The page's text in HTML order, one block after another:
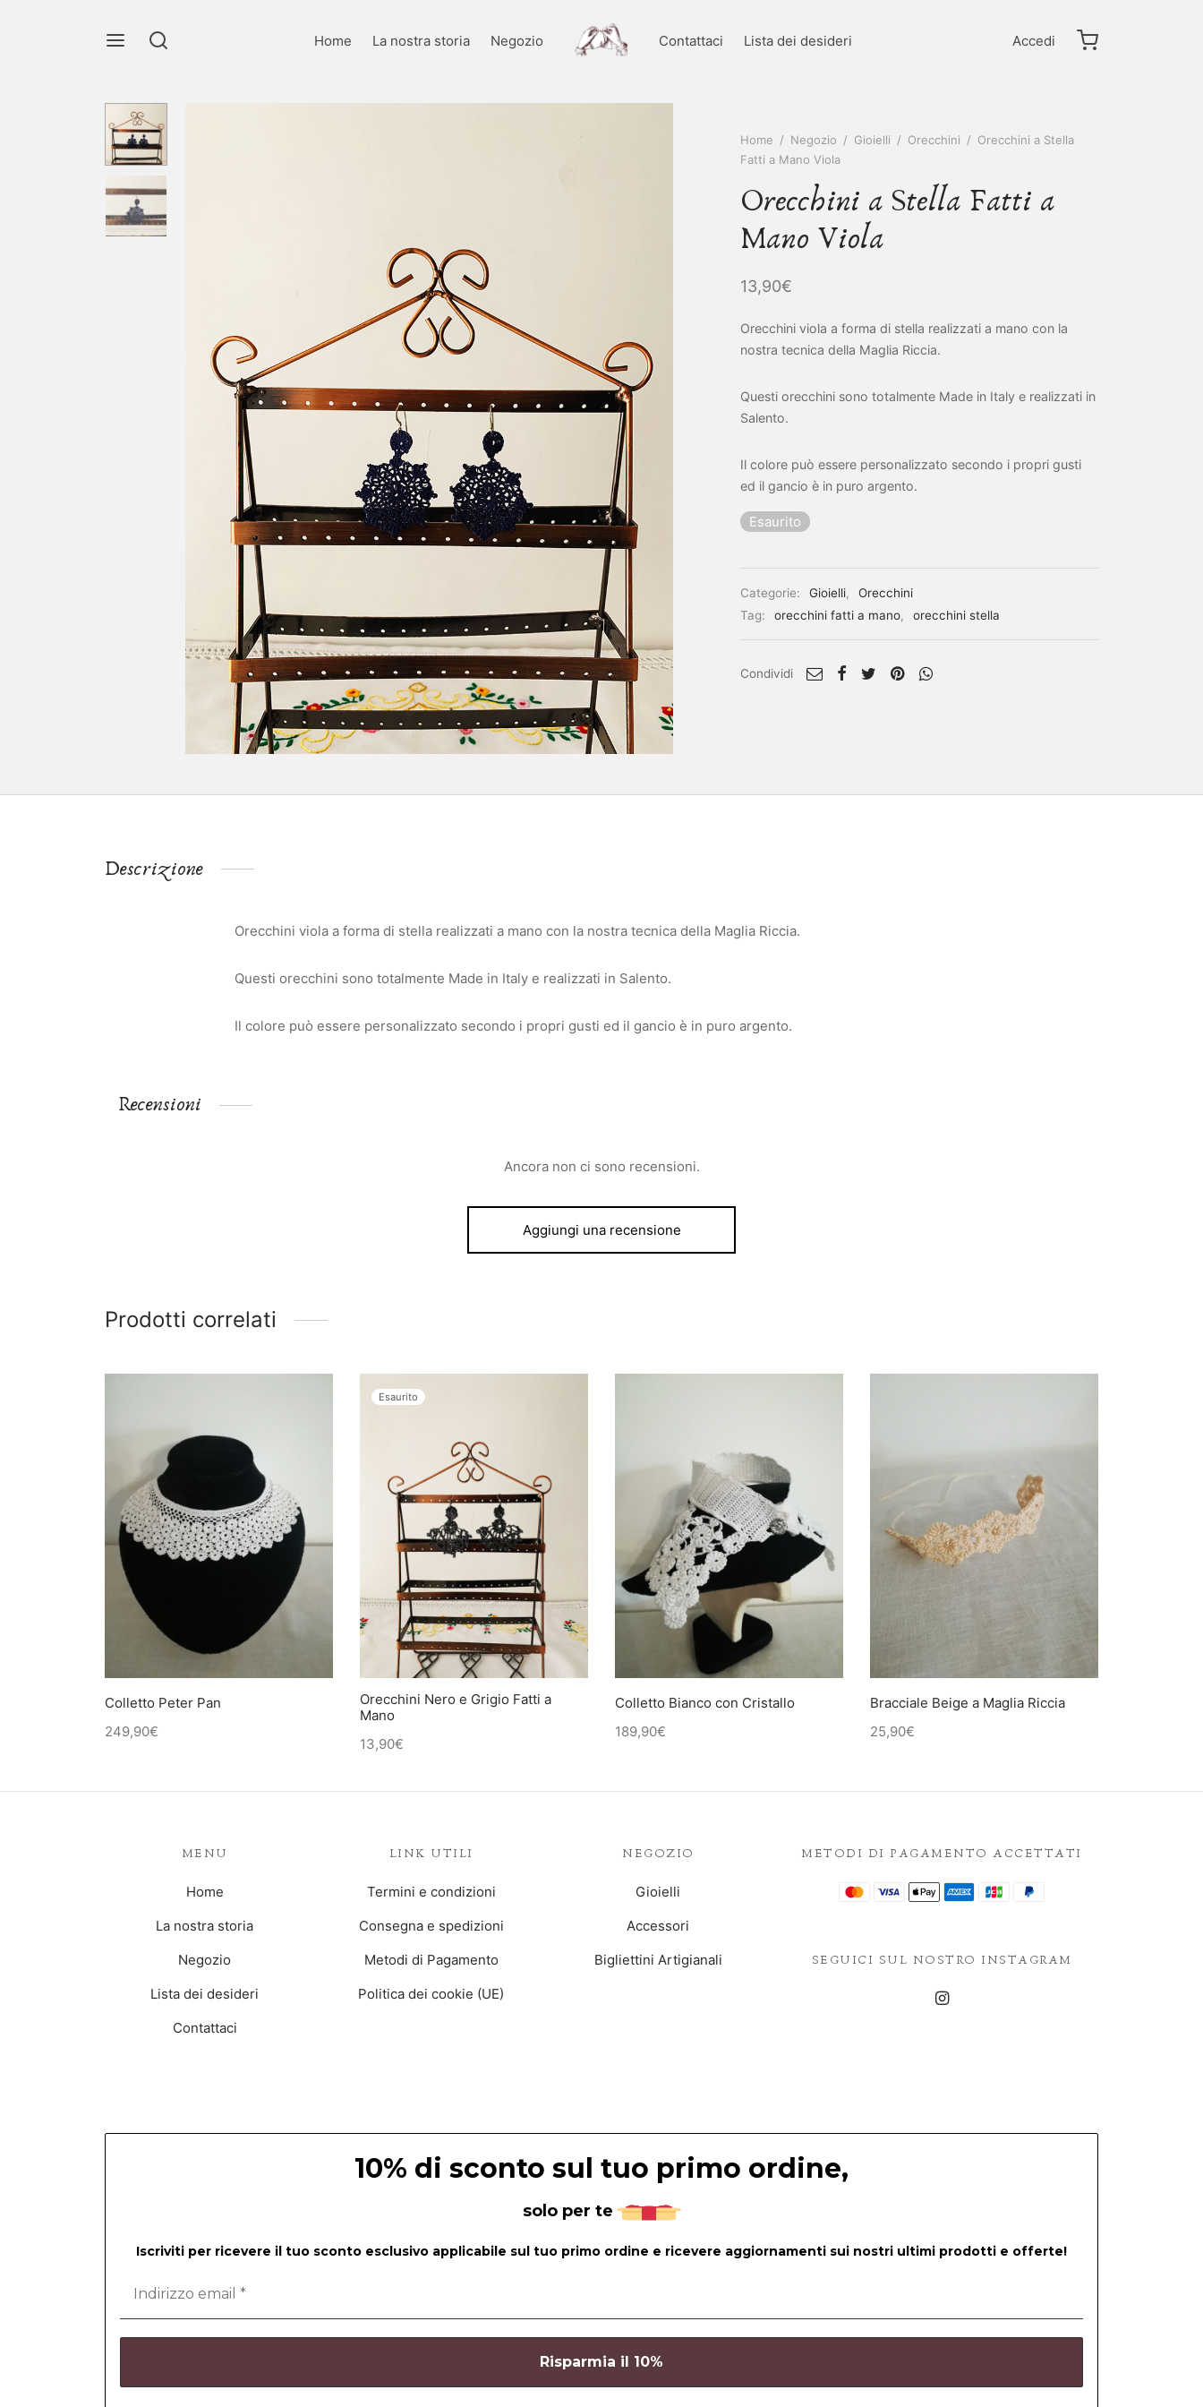
Home La nostra storia Negozio Contattaci Lista dei desideri Accedi
Home / Negozio / Gioielli / Orecchini / Orecchini a Stella
Fatti a Mano Viola
Orecchini a Stella Fatti a
Mano Viola
13,90€
Orecchini viola a forma di stella realizzati a mano con la
nostra tecnica della Maglia Riccia.
Questi orecchini sono totalmente Made in Italy e realizzati in
Salento.
Il colore può essere personalizzato secondo i propri gusti
ed il gancio è in puro argento.
Esaurito
Categorie: Gioielli,
Orecchini
Tag:
orecchini fatti a mano, orecchini stella
Condividi
Descrizione
Orecchini viola a forma di stella realizzati a mano con la nostra tecnica della Maglia Riccia.
Questi orecchini sono totalmente Made in Italy e realizzati in Salento.
Il colore può essere personalizzato secondo i propri gusti ed il gancio è in puro argento.
Recensioni
Ancora non ci sono recensioni.
Aggiungi una recensione
Prodotti correlati
Colletto Peter Pan
249,90€
Esaurito
Orecchini Nero e Grigio Fatti a
Mano
13,90€
Colletto Bianco con Cristallo
189,90€
Bracciale Beige a Maglia Riccia
25,90€
METODI DI PAGAMENTO ACCETTATI
SEGUICI SUL NOSTRO INSTAGRAM
LINK UTILI
Termini e condizioni
Consegna e spedizioni
Metodi di Pagamento
Politica dei cookie (UE)
NEGOZIO
Gioielli
Accessori
Bigliettini Artigianali
MENU
Home
La nostra storia
Negozio
Lista dei desideri
Contattaci
10% di sconto sul tuo primo ordine,
solo per te
Iscriviti per ricevere il tuo sconto esclusivo applicabile sul tuo primo ordine e ricevere aggiornamenti sui nostri ultimi prodotti e offerte!